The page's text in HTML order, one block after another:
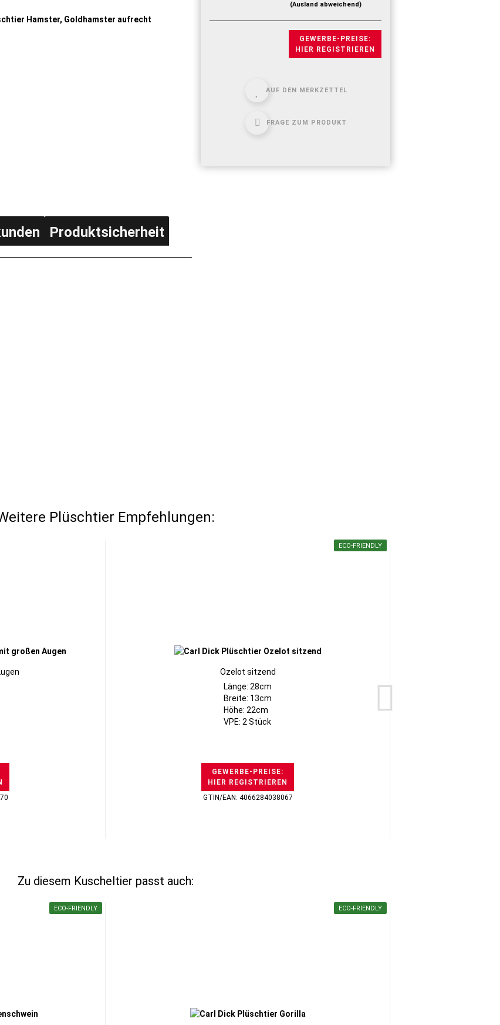
(Ausland abweichend)
GEWERBE-PREISE:
HIER REGISTRIEREN
AUF DEN MERKZETTEL
FRAGE ZUM PRODUKT
Produktsicherheit
Plüschtier Empfehlungen:
ECO-FRIENDLY
Ozelot sitzend
Länge: 28cm
Breite: 13cm
Höhe: 22cm
VPE: 2 Stück
GEWERBE-PREISE:
HIER REGISTRIEREN
GTIN/EAN: 4066284038067
Zu diesem Kuscheltier passt auch:
ECO-FRIENDLY ECO-FRIENDLY